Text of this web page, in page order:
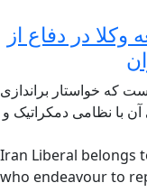
در دفاع از
که خواستار براندازی
با نظامی دمکراتیک و
Iran Liberal belongs
who endeavour to